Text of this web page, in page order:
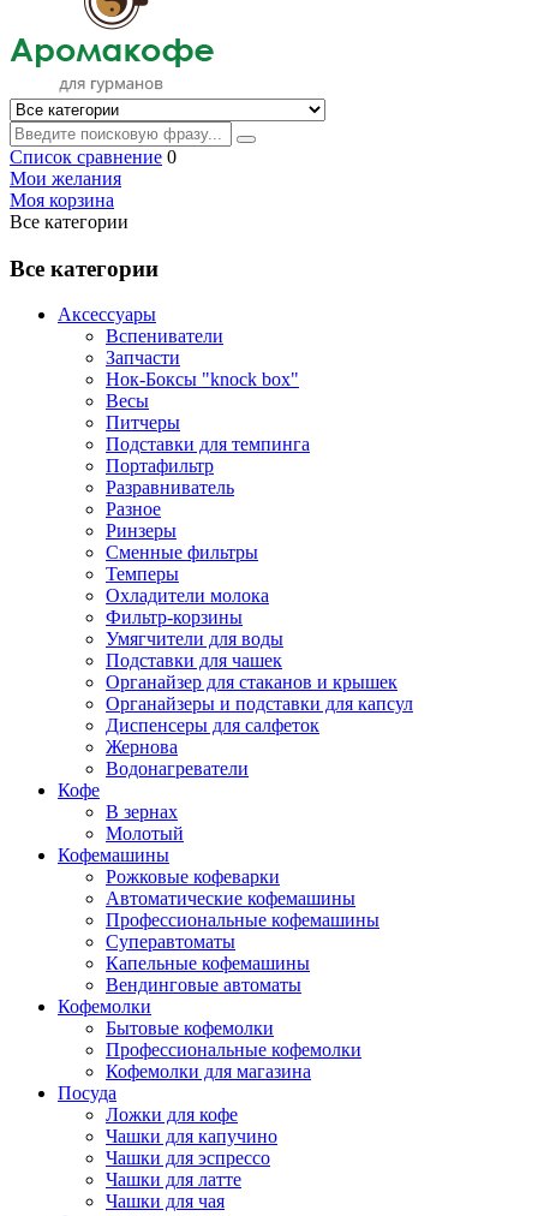
Список сравнение 0
Мои желания
Моя корзина
Все категории
Все категории
Аксессуары
Вспениватели
Запчасти
Нок-Боксы "knock box"
Весы
Питчеры
Подставки для темпинга
Портафильтр
Разравниватель
Разное
Ринзеры
Сменные фильтры
Темперы
Охладители молока
Фильтр-корзины
Умягчители для воды
Подставки для чашек
Органайзер для стаканов и крышек
Органайзеры и подставки для капсул
Диспенсеры для салфеток
Жернова
Водонагреватели
Кофе
В зернах
Молотый
Кофемашины
Рожковые кофеварки
Автоматические кофемашины
Профессиональные кофемашины
Суперавтоматы
Капельные кофемашины
Вендинговые автоматы
Кофемолки
Бытовые кофемолки
Профессиональные кофемолки
Кофемолки для магазина
Посуда
Ложки для кофе
Чашки для капучино
Чашки для эспрессо
Чашки для латте
Чашки для чая